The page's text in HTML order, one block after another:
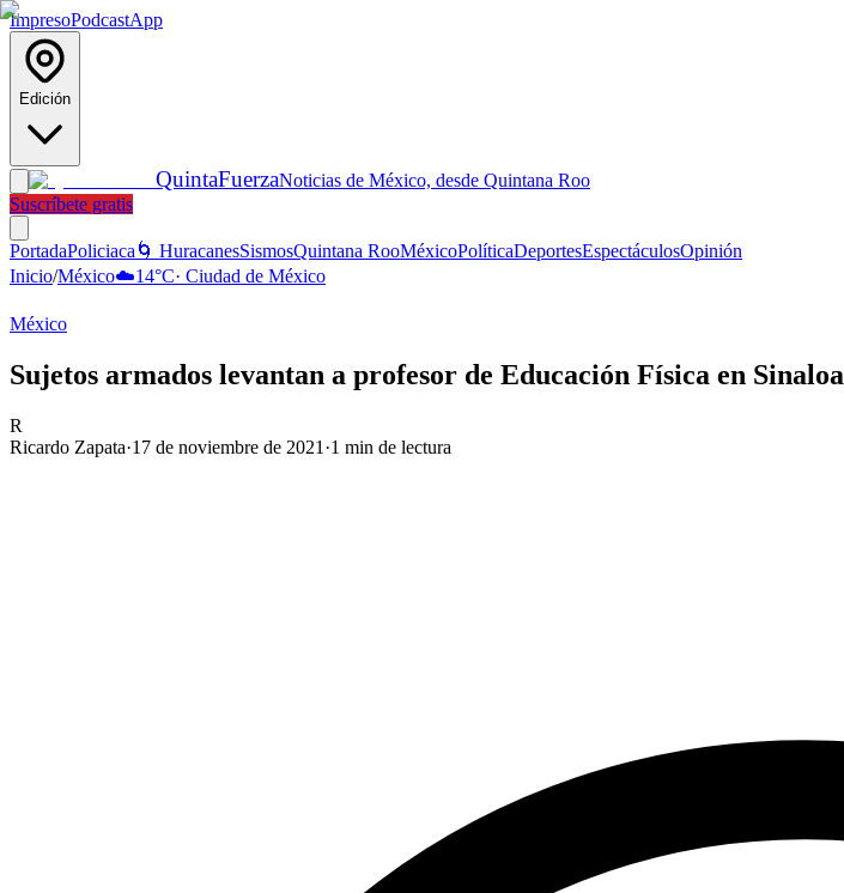
ImpresoPodcastApp
Edición
QuintaFuerzaNoticias de México, desde Quintana Roo
Suscríbete gratis
PortadaPoliciaca 🌀 HuracanesSismosQuintana RooMéxicoPolíticaDeportesEspectáculosOpinión
Inicio/México☁️14°C· Ciudad de México
México
Sujetos armados levantan a profesor de Educación Física en Sinaloa
R
Ricardo Zapata·17 de noviembre de 2021 ·1 min de lectura